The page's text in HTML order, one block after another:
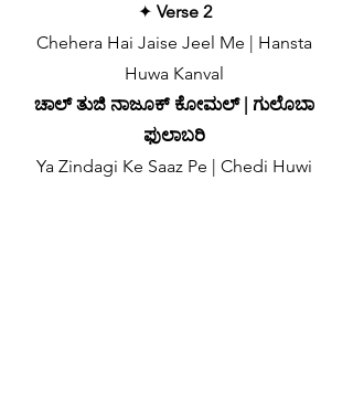
✦ Verse 2
Chehera Hai Jaise Jeel Me | Hansta
Huwa Kanval
ಚಾಲ್ ತುಜಿ ನಾಜೂಕ್ ಕೋಮಲ್ | ಗುಲೊಬಾ
ಫುಲಾಬರಿ
Ya Zindagi Ke Saaz Pe | Chedi Huwi